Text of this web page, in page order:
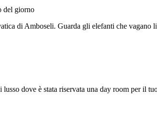
di Amboseli. Guarda gli elefanti che
dove è stata riservata una day room per il